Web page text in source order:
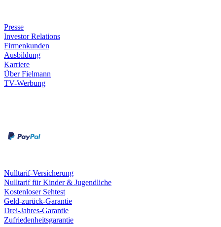
Presse
Investor Relations
Firmenkunden
Ausbildung
Karriere
Über Fielmann
TV-Werbung
Nulltarif-Versicherung
Nulltarif für Kinder & Jugendliche
Kostenloser Sehtest
Geld-zurück-Garantie
Drei-Jahres-Garantie
Zufriedenheitsgarantie